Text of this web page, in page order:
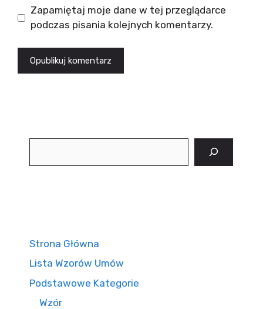
Zapamiętaj moje dane w tej przeglądarce
podczas pisania kolejnych komentarzy.
Strona Główna
Lista Wzorów Umów
Podstawowe Kategorie
Wzór